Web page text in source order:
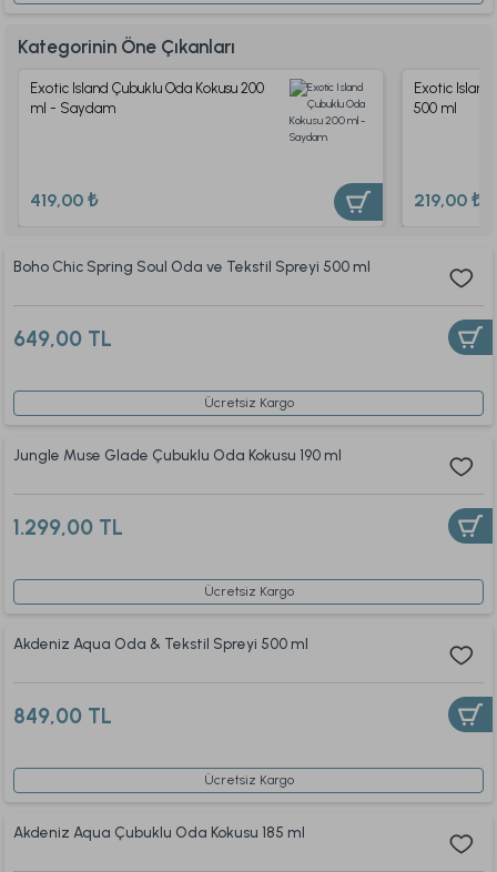
Kategorinin Öne Çıkanları
Exotic Island Çubuklu Oda Kokusu 200
ml - Saydam
419,00 ₺
Exotic
500 ml
219,00 ₺
Boho Chic Spring Soul Oda ve Tekstil Spreyi 500 ml
649,00 TL
Ücretsiz Kargo
Jungle Muse Glade Çubuklu Oda Kokusu 190 ml
1.299,00 TL
Ücretsiz Kargo
Akdeniz Aqua Oda & Tekstil Spreyi 500 ml
849,00 TL
Ücretsiz Kargo
Akdeniz Aqua Çubuklu Oda Kokusu 185 ml